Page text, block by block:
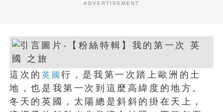
ADVERTISEMENT
這次的 英國行，是我第一次踏上歐洲的土
地，也是我第一次到這麼高緯度的地方。
冬天的英國，太陽總是斜斜的掛在天上，